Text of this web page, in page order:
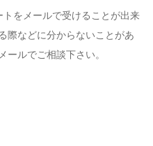
をメールで受けることが出来
際などに分からないことがあ
ールでご相談下さい。